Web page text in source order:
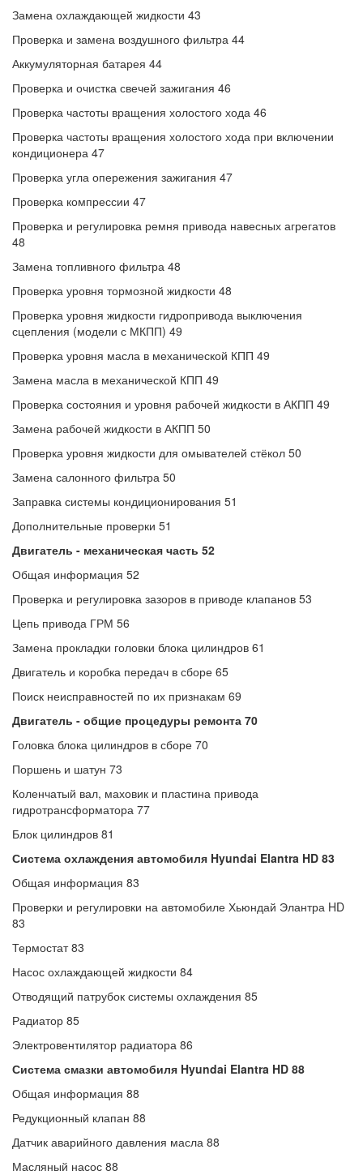
Замена охлаждающей жидкости 43
Проверка и замена воздушного фильтра 44
Аккумуляторная батарея 44
Проверка и очистка свечей зажигания 46
Проверка частоты вращения холостого хода 46
Проверка частоты вращения холостого хода при включении
кондиционера 47
Проверка угла опережения зажигания 47
Проверка компрессии 47
Проверка и регулировка ремня привода навесных агрегатов
48
Замена топливного фильтра 48
Проверка уровня тормозной жидкости 48
Проверка уровня жидкости гидропривода выключения
сцепления (модели с МКПП) 49
Проверка уровня масла в механической КПП 49
Замена масла в механической КПП 49
Проверка состояния и уровня рабочей жидкости в АКПП 49
Замена рабочей жидкости в АКПП 50
Проверка уровня жидкости для омывателей стёкол 50
Замена салонного фильтра 50
Заправка системы кондиционирования 51
Дополнительные проверки 51
Двигатель - механическая часть 52
Общая информация 52
Проверка и регулировка зазоров в приводе клапанов 53
Цепь привода ГРМ 56
Замена прокладки головки блока цилиндров 61
Двигатель и коробка передач в сборе 65
Поиск неисправностей по их признакам 69
Двигатель - общие процедуры ремонта 70
Головка блока цилиндров в сборе 70
Поршень и шатун 73
Коленчатый вал, маховик и пластина привода
гидротрансформатора 77
Блок цилиндров 81
Система охлаждения автомобиля Hyundai Elantra HD 83
Общая информация 83
Проверки и регулировки на автомобиле Хьюндай Элантра HD
83
Термостат 83
Насос охлаждающей жидкости 84
Отводящий патрубок системы охлаждения 85
Радиатор 85
Электровентилятор радиатора 86
Система смазки автомобиля Hyundai Elantra HD 88
Общая информация 88
Редукционный клапан 88
Датчик аварийного давления масла 88
Масляный насос 88